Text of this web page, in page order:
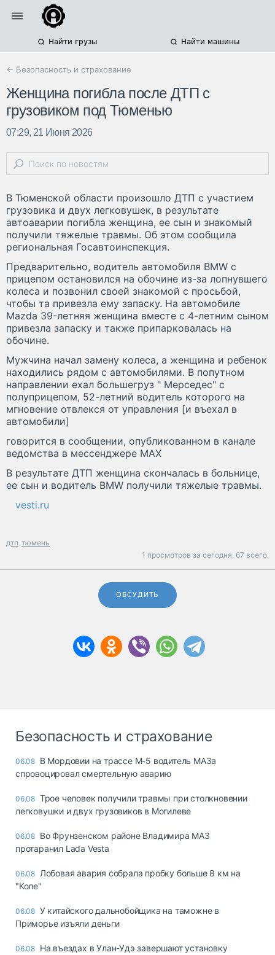
Найти грузы Найти машины
← Безопасность и страхование
Женщина погибла после ДТП с
грузовиком под Тюменью
07:29, 21 Июня 2026
В Тюменской области произошло ДТП с участием
грузовика и двух легковушек, в результате
автоаварии погибла женщина, ее сын и знакомый
получили тяжелые травмы. Об этом сообщила
региональная Госавтоинспекция.
Предварительно, водитель автомобиля BMW с
прицепом остановился на обочине из-за лопнувшего
колеса и позвонил своей знакомой с просьбой,
чтобы та привезла ему запаску. На автомобиле
Mazda 39-летняя женщина вместе с 4-летним сыном
привезла запаску и также припарковалась на
обочине.
Мужчина начал замену колеса, а женщина и ребенок
находились рядом с автомобилями. В попутном
направлении ехал большегруз " Мерседес" с
полуприцепом, 52-летний водитель которого на
мгновение отвлекся от управления [и въехал в
автомобили]
говорится в сообщении, опубликованном в канале
ведомства в мессенджере МАХ
В результате ДТП женщина скончалась в больнице,
ее сын и водитель BMW получили тяжелые травмы.
vesti.ru
дтп тюмень
1 просмотров за сегодня, 67 всего.
ОБСУДИТЬ
Безопасность и страхование
06.08 В Мордовии на трассе М-5 водитель МАЗа
спровоцировал смертельную аварию
06.08 Трое человек получили травмы при столкновении
легковушки и двух грузовиков в Могилеве
06.08 Во Фрунзенском районе Владимира МАЗ
протаранил Lada Vesta
06.08 Лобовая авария собрала пробку больше 8 км на
"Коле"
06.08 У китайского дальнобойщика на таможне в
Приморье изъяли деньги
06.08 Ha въeздax в Улaн-Удэ зaвepшaют ycтaнoвкy